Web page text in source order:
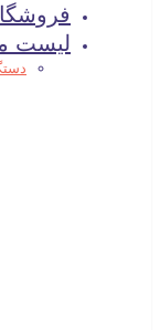
لیست